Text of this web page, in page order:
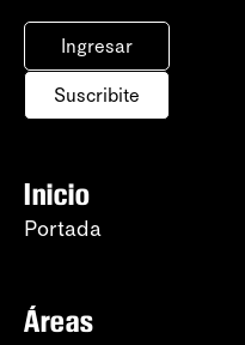
Ingresar
Suscribite
Inicio
Portada
Áreas